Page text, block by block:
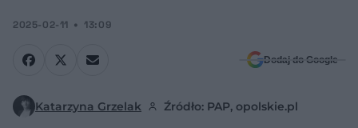
2025-02-11 13:09
Dodaj do Google
Katarzyna Grzelak Źródło: PAP, opolskie.pl